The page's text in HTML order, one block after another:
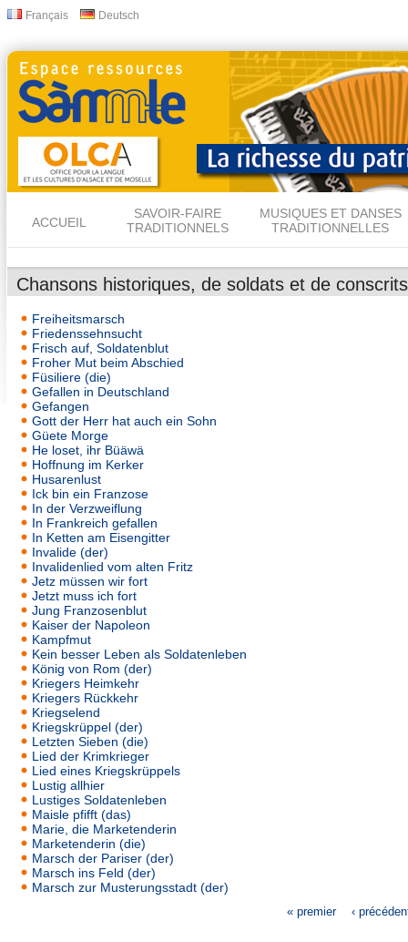
Français Deutsch
ACCUEIL
SAVOIR-FAIRE
TRADITIONNELS
MUSIQUES ET DANSES
TRADITIONNELLES
Chansons historiques, de soldats et de conscrits
Freiheitsmarsch
Friedenssehnsucht
Frisch auf, Soldatenblut
Froher Mut beim Abschied
Füsiliere (die)
Gefallen in Deutschland
Gefangen
Gott der Herr hat auch ein Sohn
Güete Morge
He loset, ihr Büäwä
Hoffnung im Kerker
Husarenlust
Ick bin ein Franzose
In der Verzweiflung
In Frankreich gefallen
In Ketten am Eisengitter
Invalide (der)
Invalidenlied vom alten Fritz
Jetz müssen wir fort
Jetzt muss ich fort
Jung Franzosenblut
Kaiser der Napoleon
Kampfmut
Kein besser Leben als Soldatenleben
König von Rom (der)
Kriegers Heimkehr
Kriegers Rückkehr
Kriegselend
Kriegskrüppel (der)
Letzten Sieben (die)
Lied der Krimkrieger
Lied eines Kriegskrüppels
Lustig allhier
Lustiges Soldatenleben
Maisle pfifft (das)
Marie, die Marketenderin
Marketenderin (die)
Marsch der Pariser (der)
Marsch ins Feld (der)
Marsch zur Musterungsstadt (der)
« premier ‹